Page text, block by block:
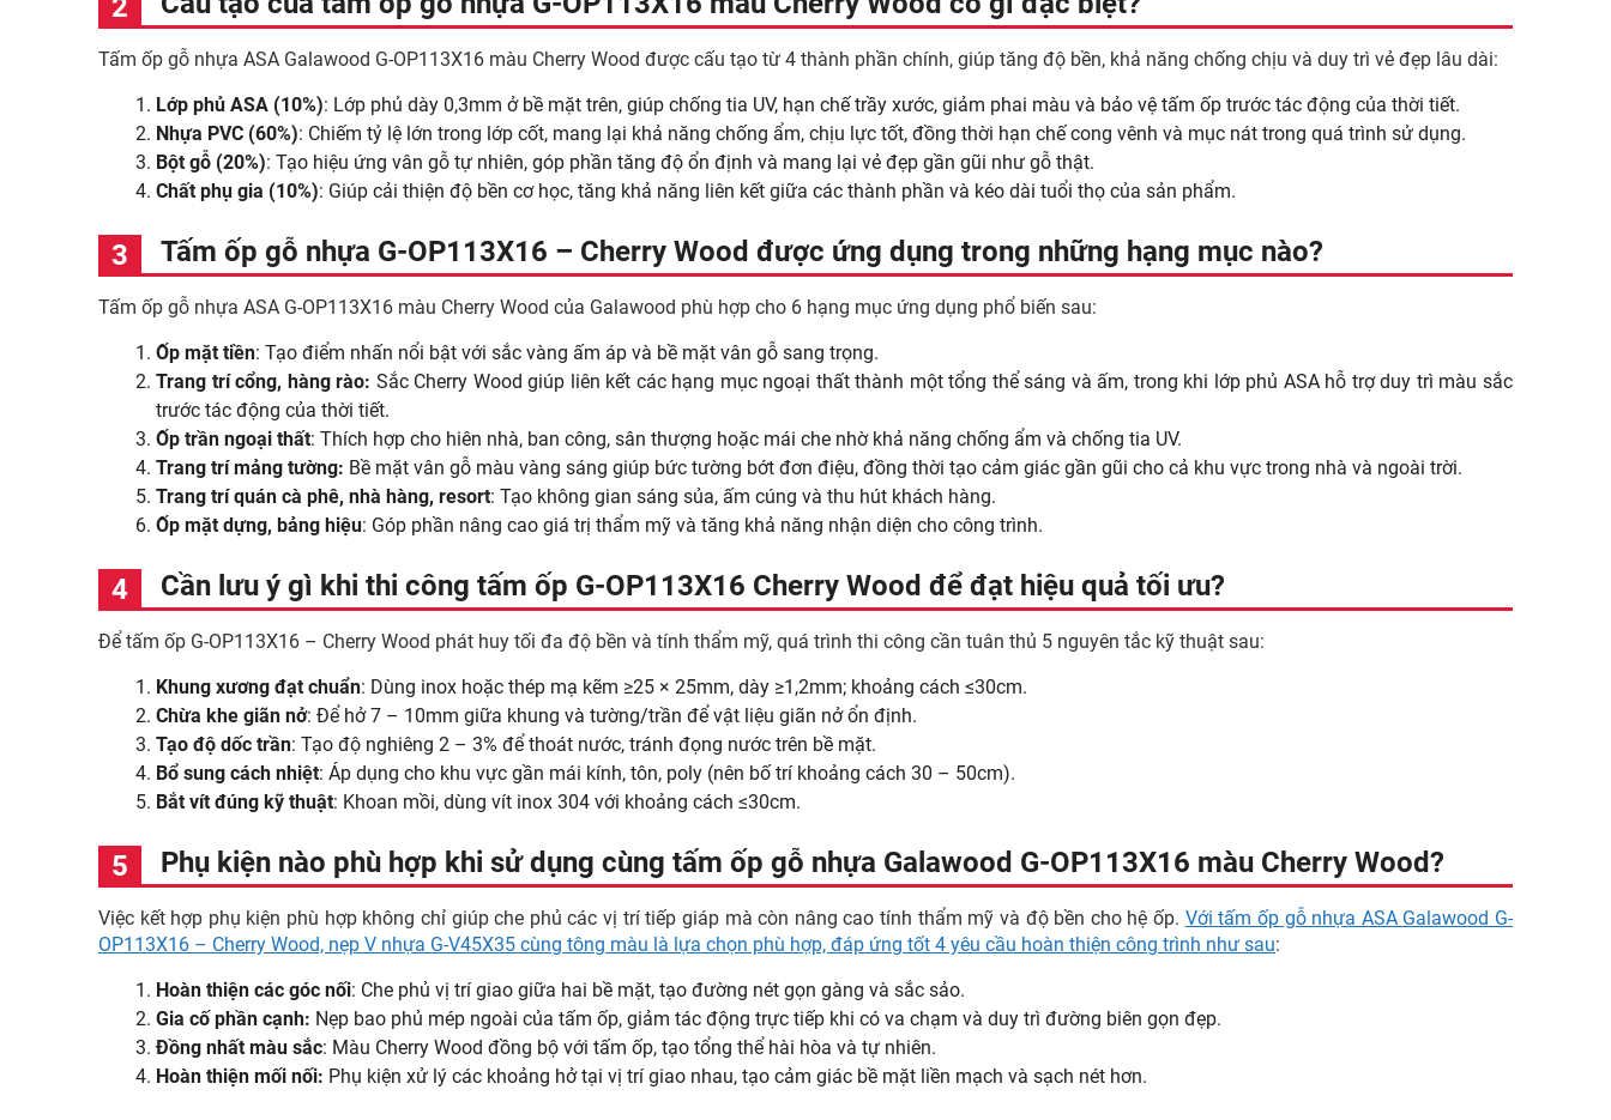
Tấm ốp gỗ nhựa ASA Galawood G-OP113X16 màu Cherry Wood được cấu tạo từ 4 thành phần chính, giúp tăng độ bền, khả năng chống chịu và duy trì vẻ đẹp lâu dài:
Lớp phủ ASA (10%): Lớp phủ dày 0,3mm ở bề mặt trên, giúp chống tia UV, hạn chế trầy xước, giảm phai màu và bảo vệ tấm ốp trước tác động của thời tiết.
Nhựa PVC (60%): Chiếm tỷ lệ lớn trong lớp cốt, mang lại khả năng chống ẩm, chịu lực tốt, đồng thời hạn chế cong vênh và mục nát trong quá trình sử dụng.
Bột gỗ (20%): Tạo hiệu ứng vân gỗ tự nhiên, góp phần tăng độ ổn định và mang lại vẻ đẹp gần gũi như gỗ thật.
Chất phụ gia (10%): Giúp cải thiện độ bền cơ học, tăng khả năng liên kết giữa các thành phần và kéo dài tuổi thọ của sản phẩm.
Tấm ốp gỗ nhựa G-OP113X16 – Cherry Wood được ứng dụng trong những hạng mục nào?
Tấm ốp gỗ nhựa ASA G-OP113X16 màu Cherry Wood của Galawood phù hợp cho 6 hạng mục ứng dụng phổ biến sau:
Ốp mặt tiền: Tạo điểm nhấn nổi bật với sắc vàng ấm áp và bề mặt vân gỗ sang trọng.
Trang trí cổng, hàng rào: Sắc Cherry Wood giúp liên kết các hạng mục ngoại thất thành một tổng thể sáng và ấm, trong khi lớp phủ ASA hỗ trợ duy trì màu sắc
trước tác động của thời tiết.
Ốp trần ngoại thất: Thích hợp cho hiên nhà, ban công, sân thượng hoặc mái che nhờ khả năng chống ẩm và chống tia UV.
Trang trí mảng tường: Bề mặt vân gỗ màu vàng sáng giúp bức tường bớt đơn điệu, đồng thời tạo cảm giác gần gũi cho cả khu vực trong nhà và ngoài trời.
Trang trí quán cà phê, nhà hàng, resort: Tạo không gian sáng sủa, ấm cúng và thu hút khách hàng.
Ốp mặt dựng, bảng hiệu: Góp phần nâng cao giá trị thẩm mỹ và tăng khả năng nhận diện cho công trình.
Cần lưu ý gì khi thi công tấm ốp G-OP113X16 Cherry Wood để đạt hiệu quả tối ưu?
Để tấm ốp G-OP113X16 – Cherry Wood phát huy tối đa độ bền và tính thẩm mỹ, quá trình thi công cần tuân thủ 5 nguyên tắc kỹ thuật sau:
Khung xương đạt chuẩn: Dùng inox hoặc thép mạ kẽm ≥25 × 25mm, dày ≥1,2mm; khoảng cách ≤30cm.
Chừa khe giãn nở: Để hở 7 – 10mm giữa khung và tường/trần để vật liệu giãn nở ổn định.
Tạo độ dốc trần: Tạo độ nghiêng 2 – 3% để thoát nước, tránh đọng nước trên bề mặt.
Bổ sung cách nhiệt: Áp dụng cho khu vực gần mái kính, tôn, poly (nên bố trí khoảng cách 30 – 50cm).
Bắt vít đúng kỹ thuật: Khoan mồi, dùng vít inox 304 với khoảng cách ≤30cm.
Phụ kiện nào phù hợp khi sử dụng cùng tấm ốp gỗ nhựa Galawood G-OP113X16 màu Cherry Wood?
Việc kết hợp phụ kiện phù hợp không chỉ giúp che phủ các vị trí tiếp giáp mà còn nâng cao tính thẩm mỹ và độ bền cho hệ ốp. Với tấm ốp gỗ nhựa ASA Galawood G-
OP113X16 – Cherry Wood, nẹp V nhựa G-V45X35 cùng tông màu là lựa chọn phù hợp, đáp ứng tốt 4 yêu cầu hoàn thiện công trình như sau:
Hoàn thiện các góc nối: Che phủ vị trí giao giữa hai bề mặt, tạo đường nét gọn gàng và sắc sảo.
Gia cố phần cạnh: Nẹp bao phủ mép ngoài của tấm ốp, giảm tác động trực tiếp khi có va chạm và duy trì đường biên gọn đẹp.
Đồng nhất màu sắc: Màu Cherry Wood đồng bộ với tấm ốp, tạo tổng thể hài hòa và tự nhiên.
Hoàn thiện mối nối: Phụ kiện xử lý các khoảng hở tại vị trí giao nhau, tạo cảm giác bề mặt liền mạch và sạch nét hơn.